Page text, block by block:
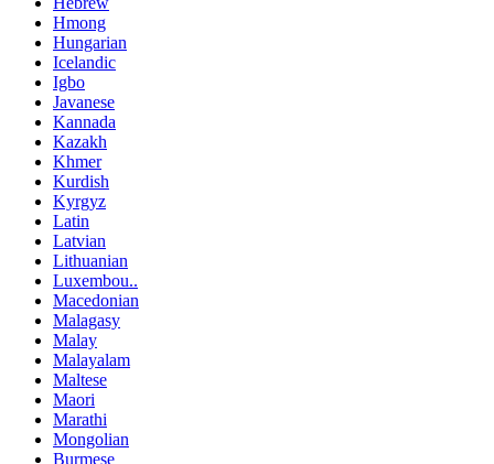
Hmong
Hungarian
Icelandic
Igbo
Javanese
Kannada
Kazakh
Khmer
Kurdish
Kyrgyz
Latin
Latvian
Lithuanian
Luxembou..
Macedonian
Malagasy
Malay
Malayalam
Maltese
Maori
Marathi
Mongolian
Burmese